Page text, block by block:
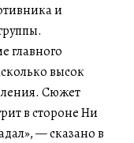
и
главного
высок
Сюжет
в стороне Ни
— сказано в